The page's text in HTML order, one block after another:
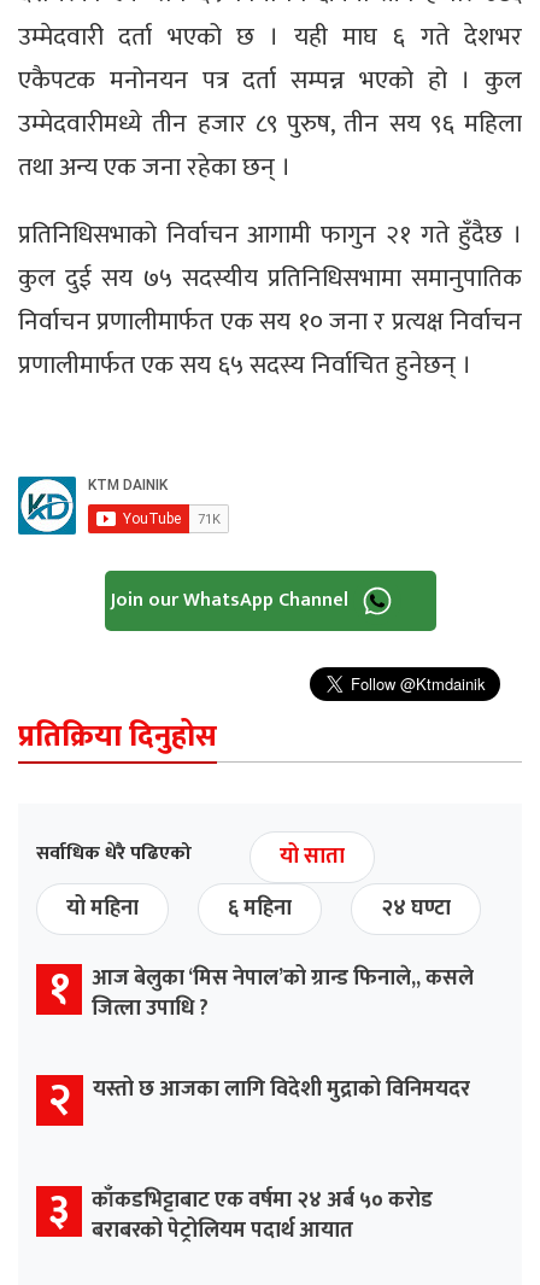
उम्मेदवारी दर्ता भएको छ । यही माघ ६ गते देशभर
एकैपटक मनोनयन पत्र दर्ता सम्पन्न भएको हो । कुल
उम्मेदवारीमध्ये तीन हजार ८९ पुरुष, तीन सय ९६ महिला
तथा अन्य एक जना रहेका छन् ।
प्रतिनिधिसभाको निर्वाचन आगामी फागुन २१ गते हुँदैछ ।
कुल दुई सय ७५ सदस्यीय प्रतिनिधिसभामा समानुपातिक
निर्वाचन प्रणालीमार्फत एक सय १० जना र प्रत्यक्ष निर्वाचन
प्रणालीमार्फत एक सय ६५ सदस्य निर्वाचित हुनेछन् ।
Join our WhatsApp Channel
प्रतिक्रिया दिनुहोस
सर्वाधिक धेरै पढिएको
यो साता
यो महिना
६ महिना २४ घण्टा
१ आज बेलुका ‘मिस नेपाल’को ग्रान्ड फिनाले,, कसले
जित्ला उपाधि ?
२ यस्तो छ आजका लागि विदेशी मुद्राको विनिमयदर
३ काँकडभिट्टाबाट एक वर्षमा २४ अर्ब ५० करोड
बराबरको पेट्रोलियम पदार्थ आयात